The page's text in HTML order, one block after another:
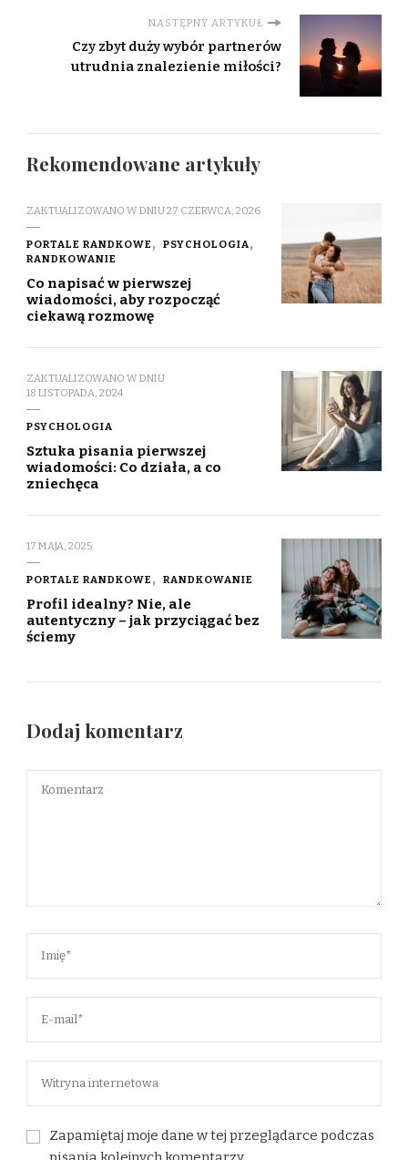
NASTĘPNY ARTYKUŁ
Czy zbyt duży wybór partnerów
utrudnia znalezienie miłości?
Rekomendowane artykuły
ZAKTUALIZOWANO W DNIU27 CZERWCA, 2026
PORTALE RANDKOWE
PSYCHOLOGIA
RANDKOWANIE
Co napisać w pierwszej
wiadomości, aby rozpocząć
ciekawą rozmowę
ZAKTUALIZOWANO W DNIU
18 LISTOPADA, 2024
PSYCHOLOGIA
Sztuka pisania pierwszej
wiadomości: Co działa, a co
zniechęca
17 MAJA, 2025
PORTALE RANDKOWE RANDKOWANIE
Profil idealny? Nie, ale
autentyczny – jak przyciągać bez
ściemy
Dodaj komentarz
Zapamiętaj moje dane w tej przeglądarce podczas